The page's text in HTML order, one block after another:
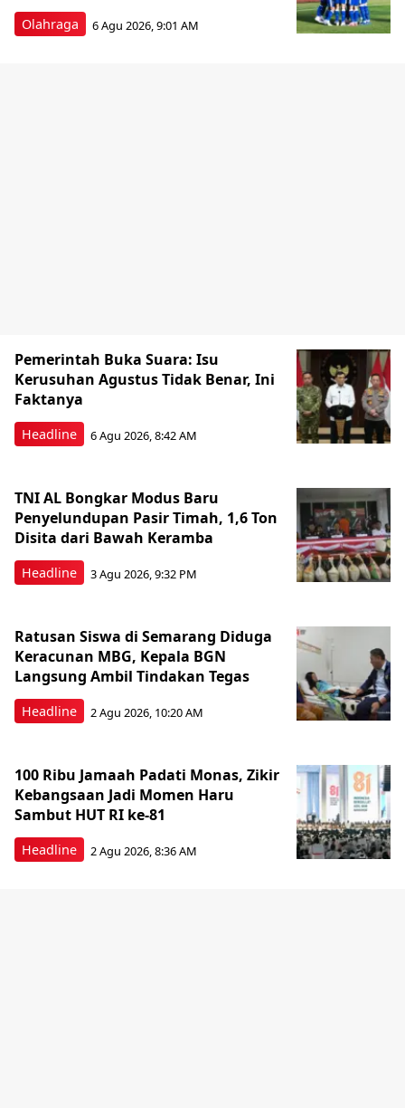
Olahraga 6 Agu 2026, 9:01 AM
Headline
Pemerintah Buka Suara: Isu
Kerusuhan Agustus Tidak Benar, Ini
Faktanya
6 Agu 2026, 8:42 AM
Headline
TNI AL Bongkar Modus Baru
Penyelundupan Pasir Timah, 1,6 Ton
Disita dari Bawah Keramba
3 Agu 2026, 9:32 PM
Headline
Ratusan Siswa di Semarang Diduga
Keracunan MBG, Kepala BGN
Langsung Ambil Tindakan Tegas
2 Agu 2026, 10:20 AM
Headline
100 Ribu Jamaah Padati Monas, Zikir
Kebangsaan Jadi Momen Haru
Sambut HUT RI ke-81
2 Agu 2026, 8:36 AM